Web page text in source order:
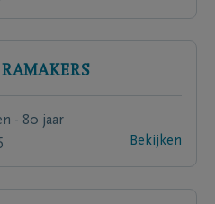
RAMAKERS
- 80 jaar
Bekijken